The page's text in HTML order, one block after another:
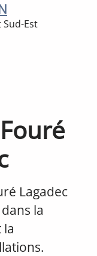
Est
Lagadec
la
la